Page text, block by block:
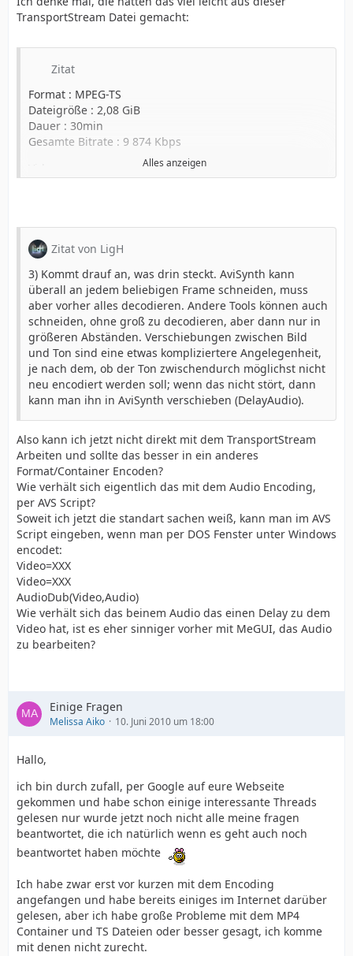
TransportStream Datei gemacht:
Zitat
Format : MPEG-TS
Dateigröße : 2,08 GiB
Dauer : 30min
Gesamte Bitrate : 9 874 Kbps
Format-Version : Version 2
Format-Profil : Main@High
Format-Einstellungen für BVOP : Ja
Format-Einstellungen für Matrix : üblich
Format_Settings_GOP : M=3, N=15
Dauer : 30min
Bitraten-Modus : variabel
Bitrate : 9 192 Kbps
nominale Bitrate : 20,0 Mbps
Breite : 1 440 Pixel
Höhe : 1 080 Pixel
Bildseitenverhältnis : 16:9
Bildwiederholungsrate : 29,970 FPS
ColorSpace : YUV
ChromaSubsampling : 4:2:0
BitDepth/String : 8 bits
Scantyp : Interlaced
Scanreihenfolge : oberes Feld zuerst
Bits/(Pixel*Frame) : 0.197
Stream-Größe : 1,94 GiB (93%)
Audio
ID : 274 (0x112)
Menü-ID : 23608 (0x5C38)
Format : AAC
Format/Info : Advanced Audio Codec
Format-Version : Version 2
Format-Profil : LC
Bitraten-Modus : konstant
Bitrate : 192 Kbps
Kanäle : 2 Kanäle
Video Verzögerung : -233ms
Stream-Größe : 41,5 MiB (2%)
Alles anzeigen
Zitat von LigH
3) Kommt drauf an, was drin steckt. AviSynth kann
überall an jedem beliebigen Frame schneiden, muss
aber vorher alles decodieren. Andere Tools können auch
schneiden, ohne groß zu decodieren, aber dann nur in
größeren Abständen. Verschiebungen zwischen Bild
und Ton sind eine etwas kompliziertere Angelegenheit,
je nach dem, ob der Ton zwischendurch möglichst nicht
neu encodiert werden soll; wenn das nicht stört, dann
kann man ihn in AviSynth verschieben (DelayAudio).
Also kann ich jetzt nicht direkt mit dem TransportStream
Arbeiten und sollte das besser in ein anderes
Format/Container Encoden?
Wie verhält sich eigentlich das mit dem Audio Encoding,
per AVS Script?
Soweit ich jetzt die standart sachen weiß, kann man im AVS
Script eingeben, wenn man per DOS Fenster unter Windows
encodet:
Video=XXX
Video=XXX
AudioDub(Video,Audio)
Wie verhält sich das beinem Audio das einen Delay zu dem
Video hat, ist es eher sinniger vorher mit MeGUI, das Audio
zu bearbeiten?
Einige Fragen
Melissa Aiko 10. Juni 2010 um 18:00
Hallo,
ich bin durch zufall, per Google auf eure Webseite
gekommen und habe schon einige interessante Threads
gelesen nur wurde jetzt noch nicht alle meine fragen
beantwortet, die ich natürlich wenn es geht auch noch
beantwortet haben möchte
Ich habe zwar erst vor kurzen mit dem Encoding
angefangen und habe bereits einiges im Internet darüber
gelesen, aber ich habe große Probleme mit dem MP4
Container und TS Dateien oder besser gesagt, ich komme
mit denen nicht zurecht.